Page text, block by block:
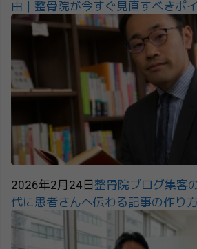
由｜整骨院が今すぐ見直すべきポ
2026年2月24日 整骨院ブログ集客
代に患者さんへ伝わる記事の作り方